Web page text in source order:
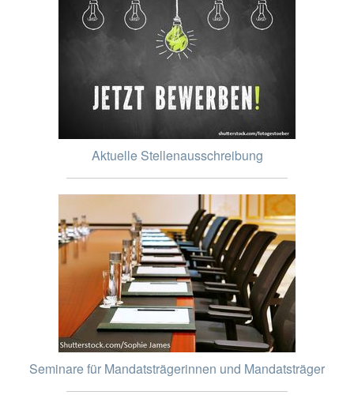
Aktuelle Stellenausschreibung
Seminare für Mandatsträgerinnen und Mandatsträger